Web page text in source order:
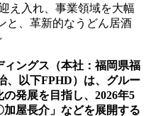
え入れ、事業領域を大幅
と、革新的なうどん居酒
ングス（本社：福岡県福
、以下FPHD）は、グルー
発展を目指し、2026年5
加屋長介」などを展開する